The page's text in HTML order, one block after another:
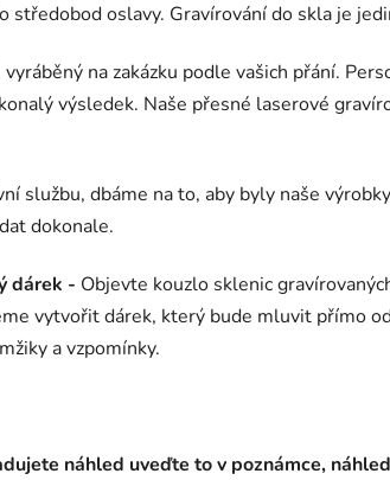
oslavy. Gravírování do skla je
na zakázku podle vašich přání.
výsledek. Naše přesné laserové
službu, dbáme na to, aby byly naše
dokonale.
dárek - Objevte kouzlo sklenic
vytvořit dárek, který bude mluvit přímo
a vzpomínky.
náhled uveďte to v poznámce,